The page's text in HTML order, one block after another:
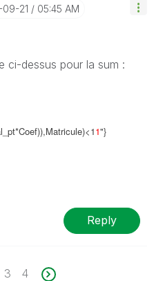
09-21 05:45 AM
ci-dessus pour la sum :
1"}
Reply
3 4